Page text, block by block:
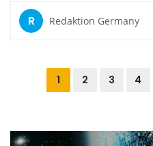
R Redaktion Germany
1 2 3 4